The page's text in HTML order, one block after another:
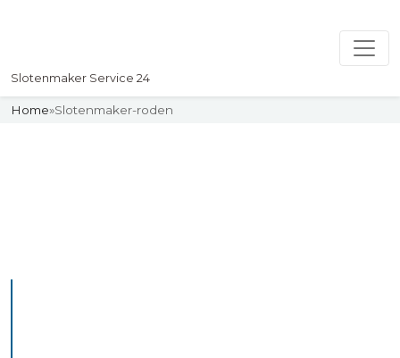
Slotenmaker Service 24
Home»Slotenmaker-roden